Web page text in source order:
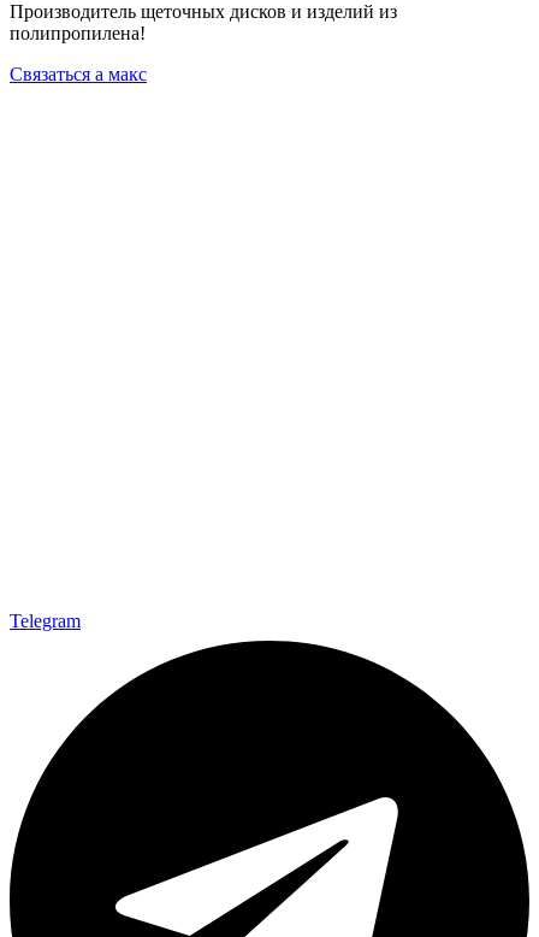
Производитель щеточных дисков и изделий из
полипропилена!
Связаться а макс
Telegram